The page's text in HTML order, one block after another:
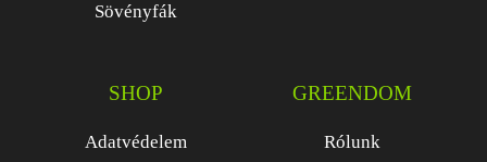
Sövényfák
SHOP
Adatvédelem
GREENDOM
Rólunk